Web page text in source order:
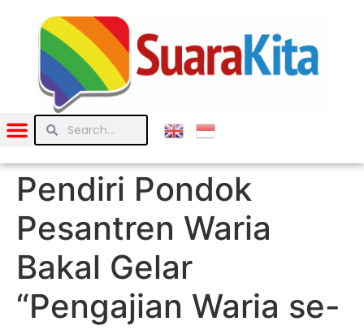
Pendiri Pondok
Pesantren Waria
Bakal Gelar
“Pengajian Waria se-